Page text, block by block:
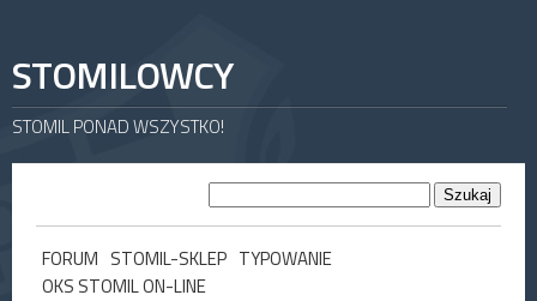
STOMILOWCY
STOMIL PONAD WSZYSTKO!
FORUM STOMIL-SKLEP TYPOWANIE
OKS STOMIL ON-LINE